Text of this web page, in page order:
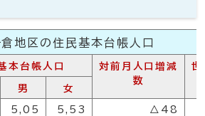
地区の住民基本台帳人口
本台帳人口
対前月人口増減
数
世
男 女
5,05
5,53
△48